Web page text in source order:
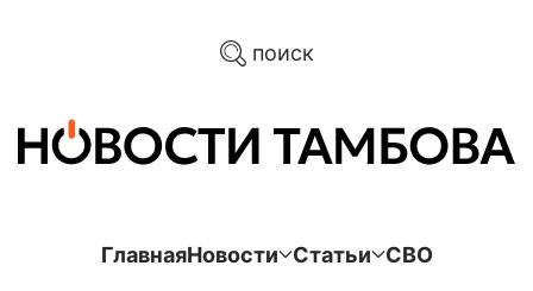
поиск
ГлавнаяНовости Статьи СВО